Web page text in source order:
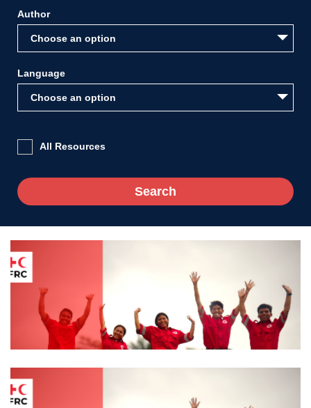
Author
Choose an option
Language
Choose an option
All Resources